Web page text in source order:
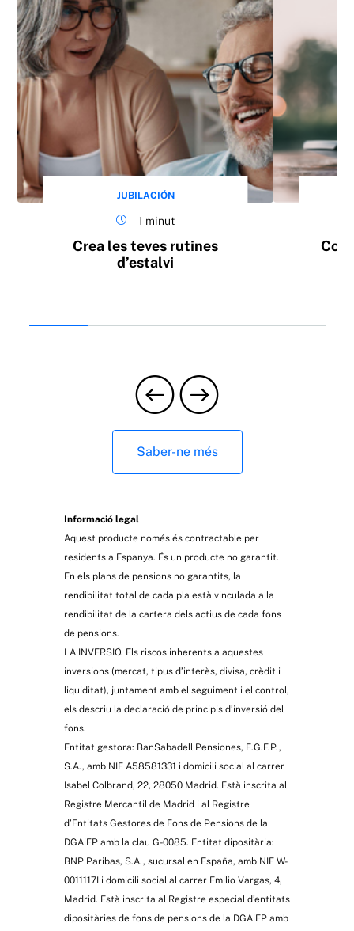
JUBILACIÓN
1 minut
Crea les teves rutines
d’estalvi
Saber-ne més
Informació legal
Aquest producte només és contractable per
residents a Espanya. És un producte no garantit.
En els plans de pensions no garantits, la
rendibilitat total de cada pla està vinculada a la
rendibilitat de la cartera dels actius de cada fons
de pensions.
LA INVERSIÓ. Els riscos inherents a aquestes
inversions (mercat, tipus d’interès, divisa, crèdit i
liquiditat), juntament amb el seguiment i el control,
els descriu la declaració de principis d’inversió del
fons.
Entitat gestora: BanSabadell Pensiones, E.G.F.P.,
S.A., amb NIF A58581331 i domicili social al carrer
Isabel Colbrand, 22, 28050 Madrid. Està inscrita al
Registre Mercantil de Madrid i al Registre
d’Entitats Gestores de Fons de Pensions de la
DGAiFP amb la clau G-0085. Entitat dipositària:
BNP Paribas, S.A., sucursal en España, amb NIF W-
0011117I i domicili social al carrer Emilio Vargas, 4,
Madrid. Està inscrita al Registre especial d’entitats
dipositàries de fons de pensions de la DGAiFP amb